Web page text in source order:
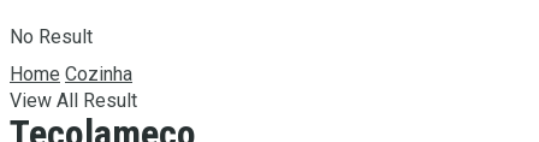
No Result
View All Result
Home Cozinha